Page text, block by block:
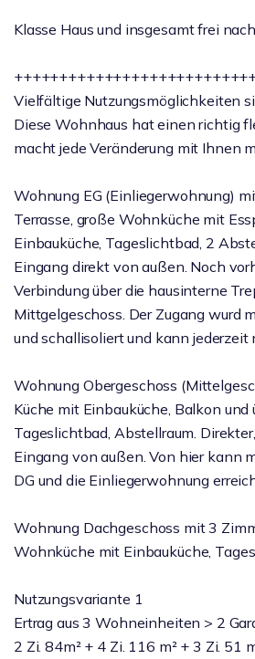
Klasse Haus und insgesamt frei
Vielfältige Nutzungsmöglichkeiten
Diese Wohnhaus hat einen richtig
macht jede Veränderung mit Ihnen
Wohnung EG (Einliegerwohnung)
Terrasse, große Wohnküche mit
Einbauküche, Tageslichtbad, 2
Eingang direkt von außen. Noch
Verbindung über die hausinterne
Mittgelgeschoss. Der Zugang wurd
und schallisoliert und kann
Wohnung Obergeschoss
Küche mit Einbauküche, Balkon und
Tageslichtbad, Abstellraum.
Eingang von außen. Von hier kann
DG und die Einliegerwohnung
Wohnung Dachgeschoss mit 3
Wohnküche mit Einbauküche,
Nutzungsvariante 1
Ertrag aus 3 Wohneinheiten > 2
2 Zi. 84m² + 4 Zi. 116 m² + 3 Zi. 51